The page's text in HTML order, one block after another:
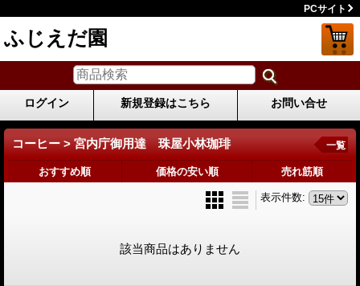
PCサイト
ふじえだ園
ログイン 新規登録はこちら お問い合せ
コーヒー > 宮内庁御用達 珠屋小林珈琲 一覧
おすすめ順 価格の安い順 売れ筋順
表示件数:
該当商品はありません